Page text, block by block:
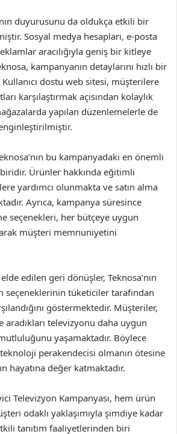
duyurusunu da oldukça etkili bir
Sosyal medya hesapları, e-posta
aracılığıyla geniş bir kitleye
kampanyanın detaylarını hızlı bir
Kullanıcı dostu web sitesi, müşterilere
karşılaştırmak açısından kolaylık
yapılan düzenlemelerle de
bu kampanyadaki en önemli
Ürünler hakkında eğitimli
yardımcı olunmakta ve satın alma
Ayrıca, kampanya süresince
seçenekleri, her bütçeye uygun
müşteri memnuniyetini
edilen geri dönüşler, Teknosa’nın
seçeneklerinin tüketiciler tarafından
göstermektedir. Müşteriler,
aradıkları televizyonu daha uygun
yaşamaktadır. Böylece
perakendecisi olmanın ötesine
hayatına değer katmaktadır.
Televizyon Kampanyası, hem ürün
odaklı yaklaşımıyla şimdiye kadar
tanıtım faaliyetlerinden biri